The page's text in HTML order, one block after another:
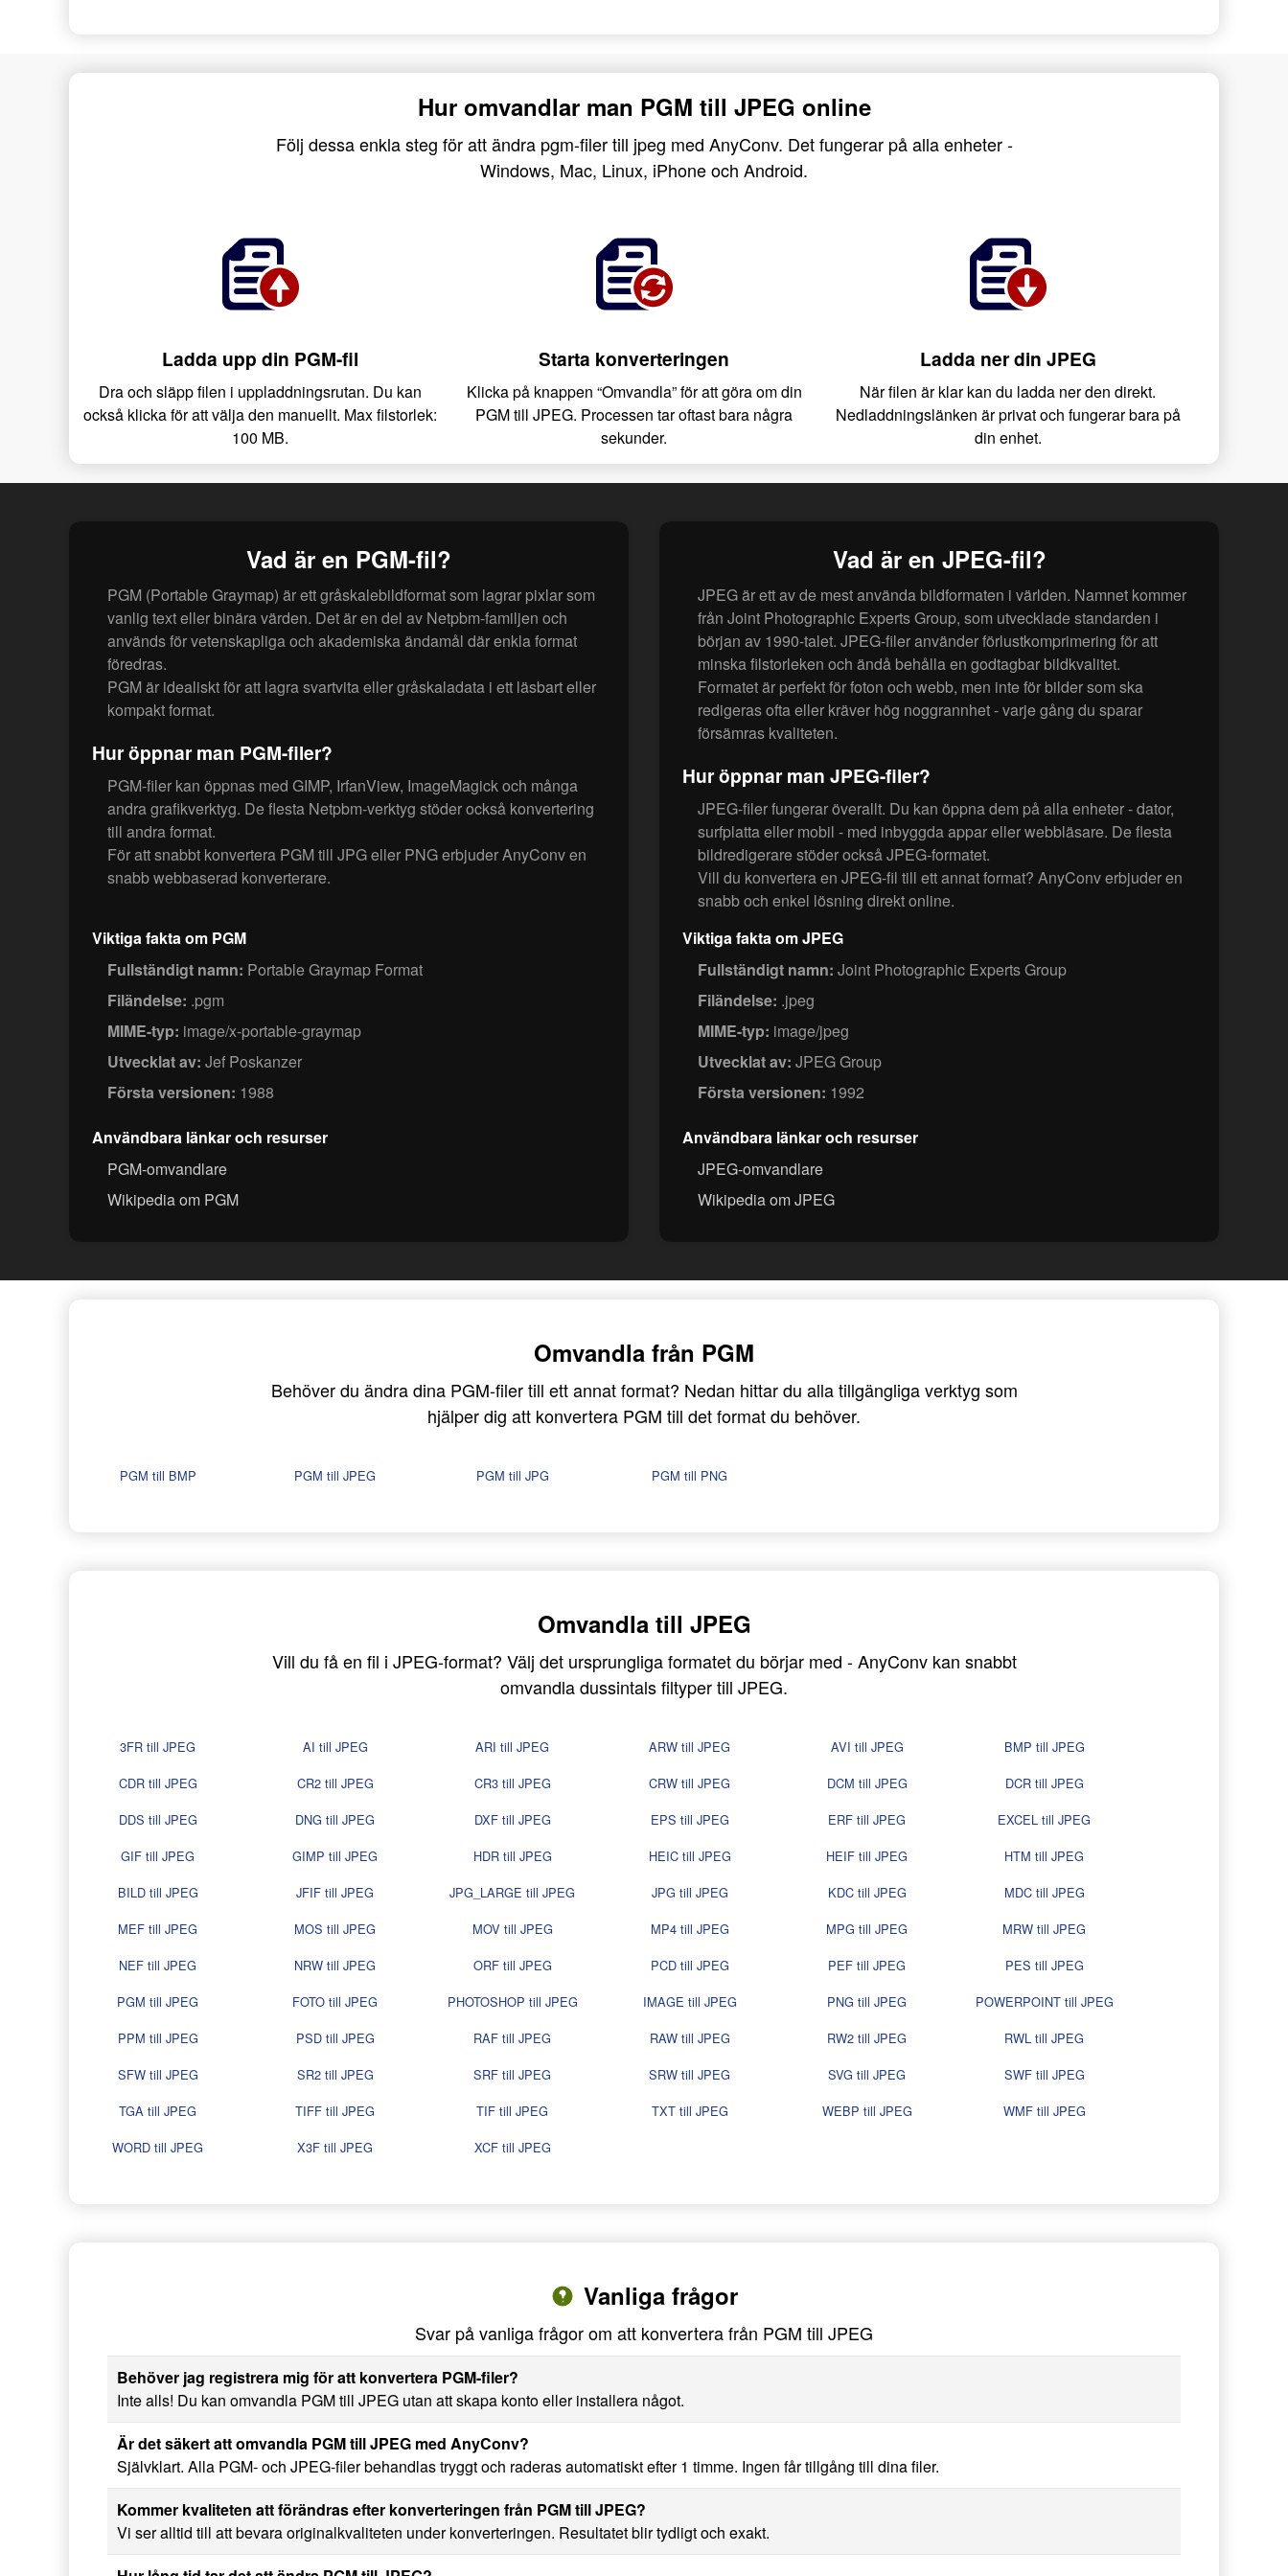
Hur omvandlar man PGM till JPEG online
Följ dessa enkla steg för att ändra pgm-filer till jpeg med AnyConv. Det fungerar på alla enheter -
Windows, Mac, Linux, iPhone och Android.
Ladda upp din PGM-fil
Dra och släpp filen i uppladdningsrutan. Du kan
också klicka för att välja den manuellt. Max filstorlek:
100 MB.
Starta konverteringen
Klicka på knappen “Omvandla” för att göra om din
PGM till JPEG. Processen tar oftast bara några
sekunder.
Ladda ner din JPEG
När filen är klar kan du ladda ner den direkt.
Nedladdningslänken är privat och fungerar bara på
din enhet.
Vad är en PGM-fil?
PGM (Portable Graymap) är ett gråskalebildformat som lagrar pixlar som
vanlig text eller binära värden. Det är en del av Netpbm-familjen och
används för vetenskapliga och akademiska ändamål där enkla format
föredras.
PGM är idealiskt för att lagra svartvita eller gråskaladata i ett läsbart eller
kompakt format.
Hur öppnar man PGM-filer?
PGM-filer kan öppnas med GIMP, IrfanView, ImageMagick och många
andra grafikverktyg. De flesta Netpbm-verktyg stöder också konvertering
till andra format.
För att snabbt konvertera PGM till JPG eller PNG erbjuder AnyConv en
snabb webbaserad konverterare.
Viktiga fakta om PGM
Fullständigt namn: Portable Graymap Format
Filändelse: .pgm
MIME-typ: image/x-portable-graymap
Utvecklat av: Jef Poskanzer
Första versionen: 1988
Användbara länkar och resurser
PGM-omvandlare
Wikipedia om PGM
Vad är en JPEG-fil?
JPEG är ett av de mest använda bildformaten i världen. Namnet kommer
från Joint Photographic Experts Group, som utvecklade standarden i
början av 1990-talet. JPEG-filer använder förlustkomprimering för att
minska filstorleken och ändå behålla en godtagbar bildkvalitet.
Formatet är perfekt för foton och webb, men inte för bilder som ska
redigeras ofta eller kräver hög noggrannhet - varje gång du sparar
försämras kvaliteten.
Hur öppnar man JPEG-filer?
JPEG-filer fungerar överallt. Du kan öppna dem på alla enheter - dator,
surfplatta eller mobil - med inbyggda appar eller webbläsare. De flesta
bildredigerare stöder också JPEG-formatet.
Vill du konvertera en JPEG-fil till ett annat format? AnyConv erbjuder en
snabb och enkel lösning direkt online.
Viktiga fakta om JPEG
Fullständigt namn: Joint Photographic Experts Group
Filändelse: .jpeg
MIME-typ: image/jpeg
Utvecklat av: JPEG Group
Första versionen: 1992
Användbara länkar och resurser
JPEG-omvandlare
Wikipedia om JPEG
Omvandla från PGM
Behöver du ändra dina PGM-filer till ett annat format? Nedan hittar du alla tillgängliga verktyg som
hjälper dig att konvertera PGM till det format du behöver.
PGM till BMP PGM till JPEG PGM till JPG PGM till PNG
Omvandla till JPEG
Vill du få en fil i JPEG-format? Välj det ursprungliga formatet du börjar med - AnyConv kan snabbt
omvandla dussintals filtyper till JPEG.
3FR till JPEG AI till JPEG ARI till JPEG ARW till JPEG AVI till JPEG
BMP till JPEG
CDR till JPEG
CR2 till JPEG CR3 till JPEG CRW till JPEG DCM till JPEG
DCR till JPEG
DDS till JPEG
DNG till JPEG DXF till JPEG EPS till JPEG ERF till JPEG
EXCEL till JPEG
GIF till JPEG
GIMP till JPEG HDR till JPEG HEIC till JPEG HEIF till JPEG
HTM till JPEG
BILD till JPEG
JFIF till JPEG JPG_LARGE till JPEG JPG till JPEG KDC till JPEG
MDC till JPEG
MEF till JPEG
MOS till JPEG MOV till JPEG MP4 till JPEG MPG till JPEG
MRW till JPEG
NEF till JPEG
NRW till JPEG ORF till JPEG PCD till JPEG PEF till JPEG
PES till JPEG
PGM till JPEG
FOTO till JPEG PHOTOSHOP till JPEG IMAGE till JPEG PNG till JPEG
POWERPOINT till JPEG
PPM till JPEG
PSD till JPEG RAF till JPEG RAW till JPEG RW2 till JPEG
RWL till JPEG
SFW till JPEG
SR2 till JPEG SRF till JPEG SRW till JPEG SVG till JPEG
SWF till JPEG
TGA till JPEG
TIFF till JPEG TIF till JPEG TXT till JPEG WEBP till JPEG
WMF till JPEG
WORD till JPEG
X3F till JPEG XCF till JPEG
Vanliga frågor
Svar på vanliga frågor om att konvertera från PGM till JPEG
Behöver jag registrera mig för att konvertera PGM-filer?
Inte alls! Du kan omvandla PGM till JPEG utan att skapa konto eller installera något.
Är det säkert att omvandla PGM till JPEG med AnyConv?
Självklart. Alla PGM- och JPEG-filer behandlas tryggt och raderas automatiskt efter 1 timme. Ingen får tillgång till dina filer.
Kommer kvaliteten att förändras efter konverteringen från PGM till JPEG?
Vi ser alltid till att bevara originalkvaliteten under konverteringen. Resultatet blir tydligt och exakt.